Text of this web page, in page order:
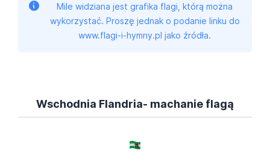
Mile widziana jest grafika flagi, którą można
wykorzystać. Proszę jednak o podanie linku do
www.flagi-i-hymny.pl jako źródła.
Wschodnia Flandria- machanie flagą